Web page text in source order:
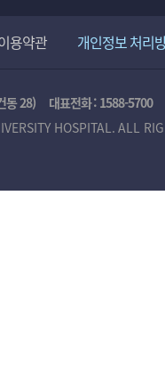
용약관 개인정보 처리
동 28) 대표전화 : 1588-5700
HOSPITAL. ALL